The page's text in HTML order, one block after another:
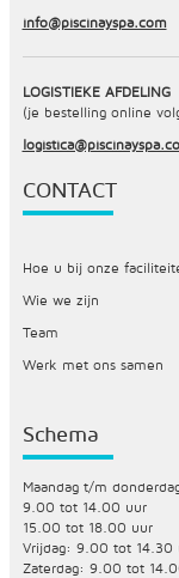
info@piscinayspa.com
LOGISTIEKE AFDELING
(je bestelling online
CONTACT
Hoe u bij onze
Wie we zijn
Team
Werk met ons samen
Schema
Maandag t/m
9.00 tot 14.00 uur
15.00 tot 18.00 uur
Vrijdag: 9.00 tot 14.30
Zaterdag: 9.00 tot